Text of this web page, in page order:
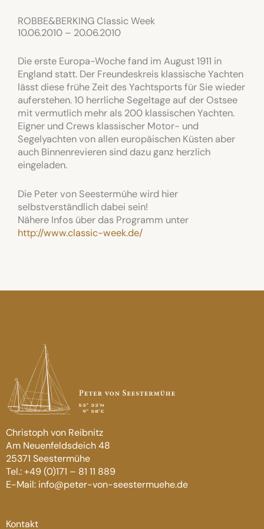
ROBBE&BERKING Classic Week
10.06.2010 – 20.06.2010
Die erste Europa-Woche fand im August 1911 in
England statt. Der Freundeskreis klassische Yachten
lässt diese frühe Zeit des Yachtsports für Sie wieder
auferstehen. 10 herrliche Segeltage auf der Ostsee
mit vermutlich mehr als 200 klassischen Yachten.
Eigner und Crews klassischer Motor- und
Segelyachten von allen europäischen Küsten aber
auch Binnenrevieren sind dazu ganz herzlich
eingeladen.
Die Peter von Seestermühe wird hier
selbstverständlich dabei sein!
Nähere Infos über das Programm unter
http://www.classic-week.de/
Christoph von Reibnitz
Am Neuenfeldsdeich 48
25371 Seestermühe
Tel.: +49 (0)171 – 81 11 889
E-Mail: info@peter-von-seestermuehe.de
Kontakt